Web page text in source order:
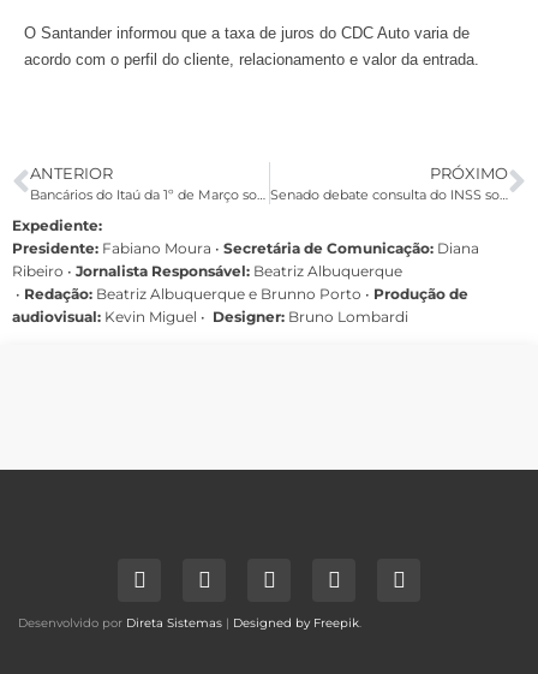
O Santander informou que a taxa de juros do CDC Auto varia de
acordo com o perfil do cliente, relacionamento e valor da entrada.
ANTERIOR PRÓXIMO
Senado debate consulta do INSS sobre saúde do trabalhador nesta quinta
Expediente:
Presidente: Fabiano Moura • Secretária de Comunicação: Diana
Ribeiro • Jornalista Responsável: Beatriz Albuquerque
• Redação: Beatriz Albuquerque e Brunno Porto • Produção de
audiovisual: Kevin Miguel • Designer: Bruno Lombardi
Desenvolvido por Direta Sistemas | Designed by Freepik.